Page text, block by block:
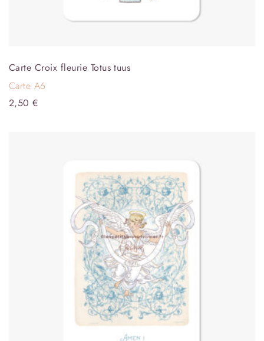
Carte Croix fleurie Totus tuus
Carte A6
2,50€